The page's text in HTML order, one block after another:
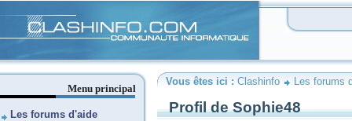
Vous êtes ici : Clashinfo Les forums
Profil de Sophie48
Menu principal
Les forums d'aide